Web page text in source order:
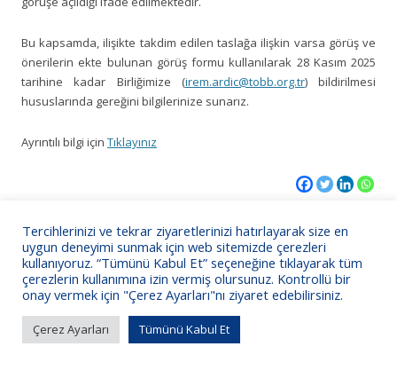
Bu kapsamda, ilişikte takdim edilen taslağa ilişkin varsa görüş ve
önerilerin ekte bulunan görüş formu kullanılarak 28 Kasım 2025
tarihine kadar Birliğimize (irem.ardic@tobb.org.tr) bildirilmesi
hususlarında gereğini bilgilerinize sunarız.
Ayrıntılı bilgi için Tıklayınız
KSO Bilgi İşlem
Tercihlerinizi ve tekrar ziyaretlerinizi hatırlayarak size en
uygun deneyimi sunmak için web sitemizde çerezleri
kullanıyoruz. “Tümünü Kabul Et” seçeneğine tıklayarak tüm
çerezlerin kullanımına izin vermiş olursunuz. Kontrollü bir
onay vermek için "Çerez Ayarları"nı ziyaret edebilirsiniz.
Çerez Ayarları Tümünü Kabul Et